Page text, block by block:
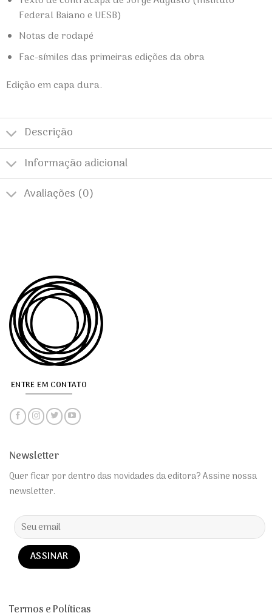
Federal Baiano e UESB)
Notas de rodapé
Fac-símiles das primeiras edições da obra
Edição em capa dura.
Descrição
Informação adicional
Avaliações (0)
ENTRE EM CONTATO
Newsletter
Quer ficar por dentro das novidades da editora? Assine nossa
newsletter.